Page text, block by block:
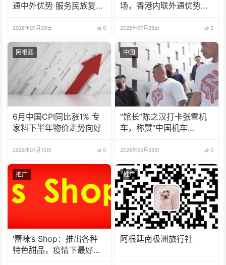
通中外优势 服务民族复兴
2026年07月29日 0
场，香港内联外通优势再
2026年07月26日 0
阿根廷
6月中国CPI同比涨1% 专
家料下半年物价走势向好
2026年07月10日 0
中国
“馆长”陈之汉打卡张雪机
车，称赞“中国机车
2026年05月26日 0
推广
‘蕾咪’s Shop：推出各种
特色甜品，疫情下最好的
推广
阿根廷南极洲旅行社